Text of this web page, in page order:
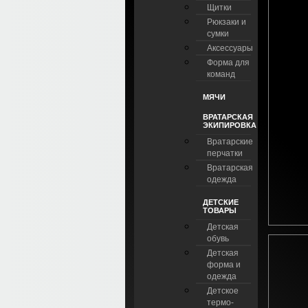
Щитки
Рюкзаки и
сумки
Аксессуары
Форма для
команд
МЯЧИ
ВРАТАРСКАЯ
ЭКИПИРОВКА
Вратарские
перчатки
Вратарская
одежда
ДЕТСКИЕ
ТОВАРЫ
Детская
обувь
Детская
форма и
одежда
Детское
термо-